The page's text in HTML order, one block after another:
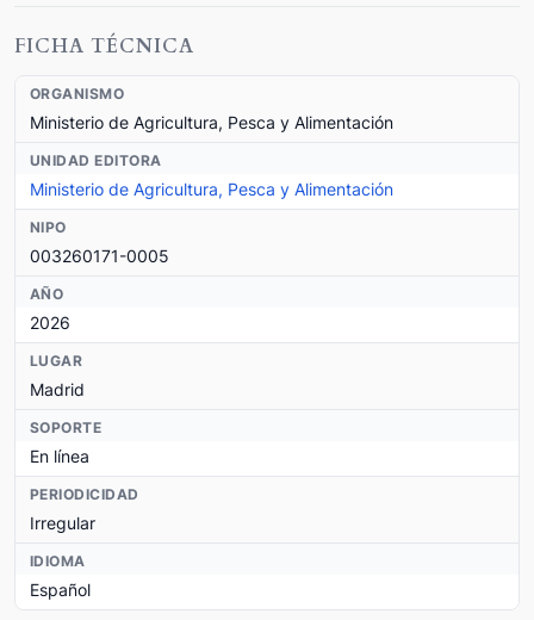
FICHA TÉCNICA
ORGANISMO
Ministerio de Agricultura, Pesca y Alimentación
UNIDAD EDITORA
Ministerio de Agricultura, Pesca y Alimentación
NIPO
003260171-0005
AÑO
2026
LUGAR
Madrid
SOPORTE
En línea
PERIODICIDAD
Irregular
IDIOMA
Español